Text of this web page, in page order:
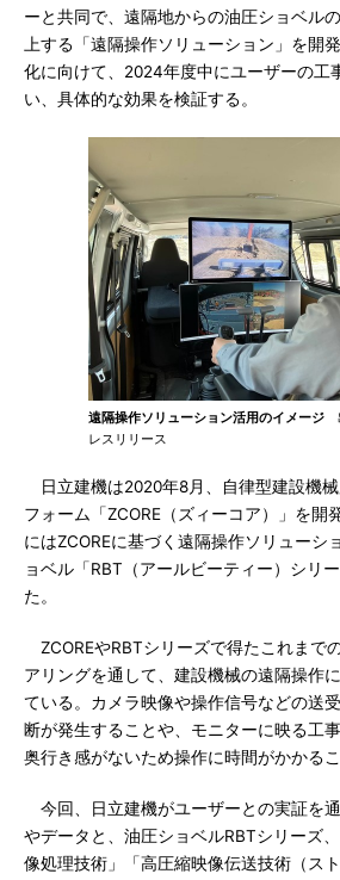
ーと共同で、遠隔地からの油圧ショベル
上する「遠隔操作ソリューション」を開
化に向けて、2024年度中にユーザーの工
い、具体的な効果を検証する。
遠隔操作ソリューション活用のイメージ
レスリリース
日立建機は2020年8月、自律型建設機
フォーム「ZCORE（ズィーコア）」を開
にはZCOREに基づく遠隔操作ソリューシ
ョベル「RBT（アールビーティー）シリ
た。
ZCOREやRBTシリーズで得たこれまで
アリングを通して、建設機械の遠隔操作
ている。カメラ映像や操作信号などの送
断が発生することや、モニターに映る工
奥行き感がないため操作に時間がかかるこ
今回、日立建機がユーザーとの実証を
やデータと、油圧ショベルRBTシリーズ
像処理技術」「高圧縮映像伝送技術（ス